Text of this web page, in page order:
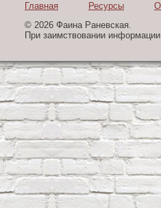
Главная Ресурсы
© 2026 Фаина Раневская.
При заимствовании